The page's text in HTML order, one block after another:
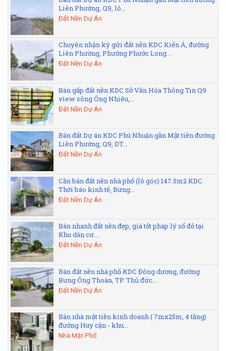
Liên Phường, Q9, lô...
Đất Nền Dự Án
Chuyên nhận ký gửi đất nền KDC Kiến Á, đường
Liên Phường, Phường Phước Long...
Đất Nền Dự Án
Bán gấp đất nền KDC Sở Văn Hóa Thông Tin Q9
view sông Ông Nhiêu,...
Đất Nền Dự Án
Bán đất Dự án KDC Phú Nhuận gần Mặt tiền đường
Liên Phường, Q9, DT...
Đất Nền Dự Án
Cần bán đất nền nhà phố (lô góc) 147.5m2 KDC
Thời báo kinh tế, Bưng...
Đất Nền Dự Án
Bán nhanh đất nền đẹp, giá tốt pháp lý sổ đỏ tại
Khu dân cư...
Đất Nền Dự Án
Bán đất nền nhà phố KDC Đông dương, đường
Bưng Ông Thoàn, TP. Thủ đức...
Đất Nền Dự Án
Bán nhà mặt tiền kinh doanh ( 7mx25m, 4 tầng)
đường Huy cận - khu...
Nhà Mặt Phố